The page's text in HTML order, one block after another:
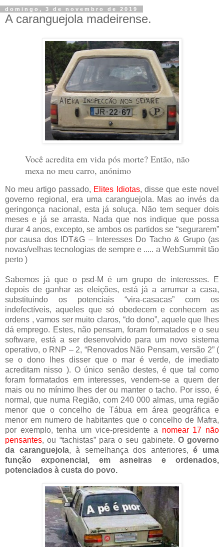
domingo, 3 de novembro de 2019
A caranguejola madeirense.
Você acredita em vida pós morte? Então, não
mexa no meu carro, anónimo
No meu artigo passado, Elites Idiotas, disse que este novel
governo regional, era uma caranguejola. Mas ao invés da
geringonça nacional, esta já soluça. Não tem sequer dois
meses e já se arrasta. Nada que nos indique que possa
durar 4 anos, excepto, se ambos os partidos se “segurarem”
por causa dos IDT&G – Interesses Do Tacho & Grupo (as
novas/velhas tecnologias de sempre e ..... a WebSummit tão
perto )
Sabemos já que o psd-M é um grupo de interesses. E
depois de ganhar as eleições, está já a arrumar a casa,
substituindo os potenciais “vira-casacas” com os
indefectíveis, aqueles que só obedecem e conhecem as
ordens , vamos ser muito claros, “do dono”, aquele que lhes
dá emprego. Estes, não pensam, foram formatados e o seu
software, está a ser desenvolvido para um novo sistema
operativo, o RNP – 2, “Renovados Não Pensam, versão 2” (
se o dono lhes disser que o mar é verde, de imediato
acreditam nisso ). O único senão destes, é que tal como
foram formatados em interesses, vendem-se a quem der
mais ou no mínimo lhes der ou manter o tacho. Por isso, é
normal, que numa Região, com 240 000 almas, uma região
menor que o concelho de Tábua em área geográfica e
menor em numero de habitantes que o concelho de Mafra,
por exemplo, tenha um vice-presidente a nomear 17 não
pensantes, ou “tachistas” para o seu gabinete. O governo
da caranguejola, à semelhança dos anteriores,é uma
função exponencial, em asneiras e ordenados,
potenciados à custa do povo.